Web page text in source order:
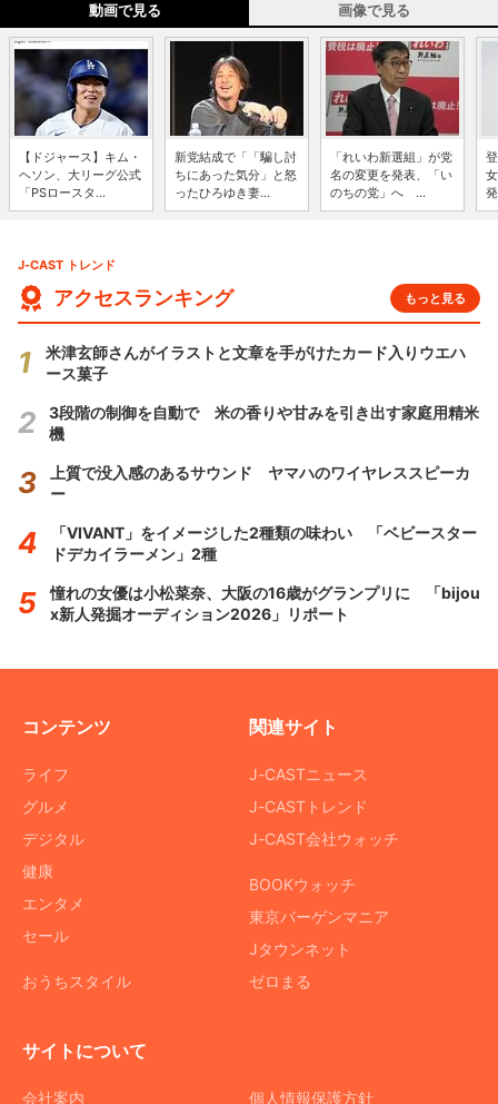
動画で見る 画像で見る
【ドジャース】キム・
ヘソン、大リーグ公式
「PSロースタ...
新党結成で「「騙し討
ちにあった気分」と怒
ったひろゆき妻...
「れいわ新選組」が党
名の変更を発表、「い
のちの党」へ ...
J-CAST トレンド
アクセスランキング もっと見る
米津玄師さんがイラストと文章を手がけたカード入りウエハ
ース菓子
3段階の制御を自動で 米の香りや甘みを引き出す家庭用精米
機
上質で没入感のあるサウンド ヤマハのワイヤレススピーカ
ー
「VIVANT」をイメージした2種類の味わい 「ベビースター
ドデカイラーメン」2種
憧れの女優は小松菜奈、大阪の16歳がグランプリに 「bijou
x新人発掘オーディション2026」リポート
コンテンツ
ライフ
グルメ
デジタル
健康
エンタメ
セール
おうちスタイル
関連サイト
J-CASTニュース
J-CASTトレンド
J-CAST会社ウォッチ
BOOKウォッチ
東京バーゲンマニア
Jタウンネット
ゼロまる
サイトについて
会社案内 個人情報保護方針